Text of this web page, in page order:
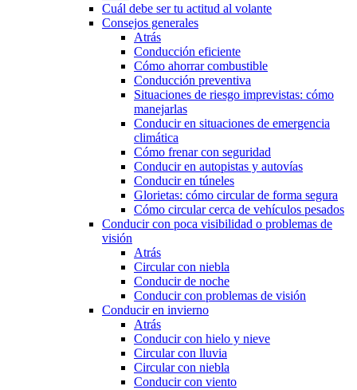
Cuál debe ser tu actitud al volante
Consejos generales
Atrás
Conducción eficiente
Cómo ahorrar combustible
Conducción preventiva
Situaciones de riesgo imprevistas: cómo
manejarlas
Conducir en situaciones de emergencia
climática
Cómo frenar con seguridad
Conducir en autopistas y autovías
Conducir en túneles
Glorietas: cómo circular de forma segura
Cómo circular cerca de vehículos pesados
Conducir con poca visibilidad o problemas de
visión
Atrás
Circular con niebla
Conducir de noche
Conducir con problemas de visión
Conducir en invierno
Atrás
Conducir con hielo y nieve
Circular con lluvia
Circular con niebla
Conducir con viento